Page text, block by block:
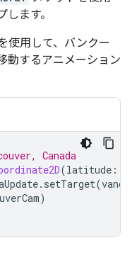
ます。
使用して、バンクー
動するアニメーション
Canada
(latitude :
. setTarget(
)